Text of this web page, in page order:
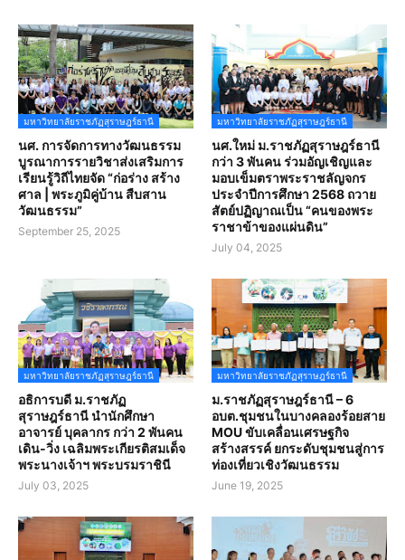
มหาวิทยาลัยราชภัฏสุราษฎร์ธานี
นศ. การจัดการทางวัฒนธรรม
บูรณาการรายวิชาส่งเสริมการ
เรียนรู้วิถีไทยจัด “ก่อร่าง สร้าง
ศาล | พระภูมิคู่บ้าน สืบสาน
วัฒนธรรม”
September 25, 2025
มหาวิทยาลัยราชภัฏสุราษฎร์ธานี
นศ.ใหม่ ม.ราชภัฏสุราษฎร์ธานี
กว่า 3 พันคน ร่วมอัญเชิญและ
มอบเข็มตราพระราชลัญจกร
ประจำปีการศึกษา 2568 ถวาย
สัตย์ปฏิญาณเป็น “คนของพระ
ราชาข้าของแผ่นดิน”
July 04, 2025
มหาวิทยาลัยราชภัฏสุราษฎร์ธานี
อธิการบดี ม.ราชภัฏ
สุราษฎร์ธานี นำนักศึกษา
อาจารย์ บุคลากร กว่า 2 พันคน
เดิน-วิ่ง เฉลิมพระเกียรติสมเด็จ
พระนางเจ้าฯ พระบรมราชินี
July 03, 2025
มหาวิทยาลัยราชภัฏสุราษฎร์ธานี
ม.ราชภัฏสุราษฎร์ธานี – 6
อบต.ชุมชนในบางคลองร้อยสาย
MOU ขับเคลื่อนเศรษฐกิจ
สร้างสรรค์ ยกระดับชุมชนสู่การ
ท่องเที่ยวเชิงวัฒนธรรม
June 19, 2025